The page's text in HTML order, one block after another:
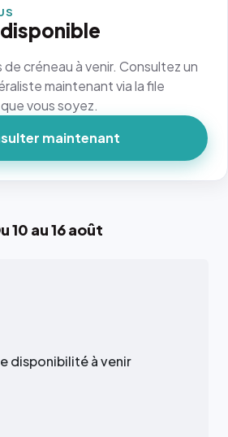
10 au 16 août
disponibilité à venir
créneau à venir. Consultez un
maintenant via la file
vous soyez.
maintenant